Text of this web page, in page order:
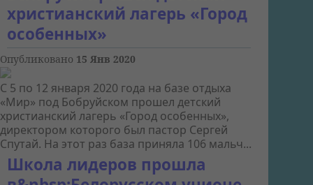
христианский лагерь «Город
особенных»
Опубликовано 15 Янв 2020
С 5 по 12 января 2020 года на базе отдыха
«Мир» под Бобруйском прошел детский
христианский лагерь «Город особенных»,
директором которого был пастор Сергей
Спутай. На этот раз база приняла 106 мальч...
Школа лидеров прошла